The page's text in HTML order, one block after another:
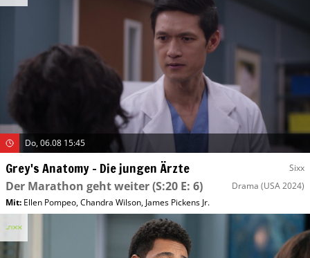
Do, 06.08 15:45
Grey's Anatomy – Die jungen Ärzte Sixx
Der Marathon geht weiter(S:20 E: 6) Drama (USA 2024)
Mit: Ellen Pompeo,Chandra Wilson, James Pickens Jr.